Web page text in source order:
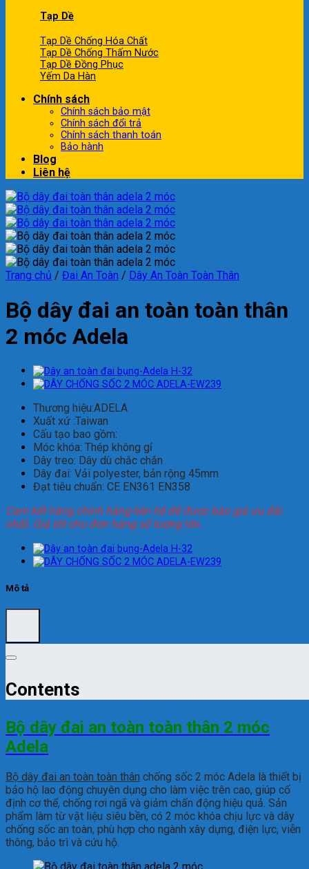
Tạp Dề
Tạp Dề Chống Hóa Chất
Tạp Dề Chống Thấm Nước
Tạp Dề Đồng Phục
Yếm Da Hàn
Chính sách
Chính sách bảo mật
Chính sách đổi trả
Chính sách thanh toán
Bảo hành
Blog
Liên hệ
Trang chủ / Đai An Toàn / Dây An Toàn Toàn Thân
Bộ dây đai an toàn toàn thân
2 móc Adela
Thương hiệu:ADELA
Xuất xứ :Taiwan
Cấu tạo bao gồm:
Móc khóa: Thép không gỉ
Dây treo: Dây dù chắc chắn
Dây đai: Vải polyester, bản rộng 45mm
Đạt tiêu chuẩn: CE EN361 EN358
Cam kết hàng chính hãng-liên hệ để được bảo giá ưu đãi
nhất. Giá tốt cho đơn hàng số lượng lớn.
Mô tả
Contents
Bộ dây đai an toàn toàn thân 2 móc
Adela
Bộ dây đai an toàn toàn thân chống sốc 2 móc Adela là thiết bị
bảo hộ lao động chuyên dụng cho làm việc trên cao, giúp cố
định cơ thể, chống rơi ngã và giảm chấn động hiệu quả. Sản
phẩm làm từ vật liệu siêu bền, có 2 móc khóa chịu lực và dây
chống sốc an toàn, phù hợp cho ngành xây dựng, điện lực, viễn
thông, bảo trì và cứu hộ.